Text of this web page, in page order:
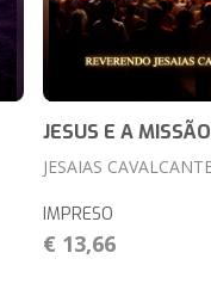
JESUS E A
JESAIAS
IMPRESO
€ 13,66